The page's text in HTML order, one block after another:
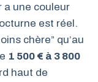
a une couleur
est réel.
chère” qu’au
1 500 € à 3 800
haut de